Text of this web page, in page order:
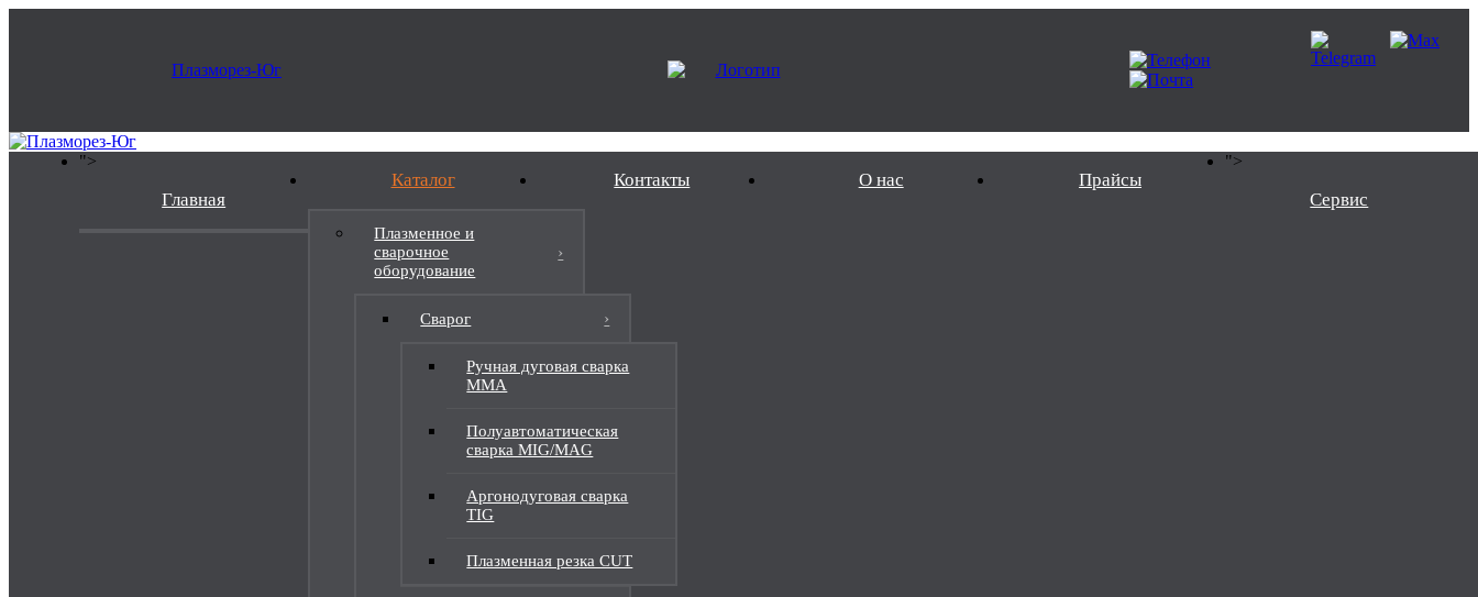
">
Главная
Каталог
Плазменное и
сварочное
оборудование
Сварог
Ручная дуговая сварка
MMA
Полуавтоматическая
сварка MIG/MAG
Аргонодуговая сварка
TIG
Плазменная резка CUT
Контакты О нас Прайсы
">
Сервис